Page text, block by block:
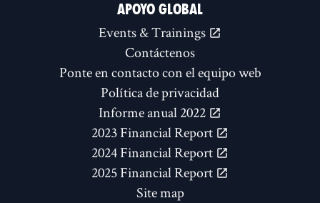
APOYO GLOBAL
Events & Trainings
Contáctenos
Ponte en contacto con el equipo web
Política de privacidad
Informe anual 2022
2023 Financial Report
2024 Financial Report
2025 Financial Report
Site map